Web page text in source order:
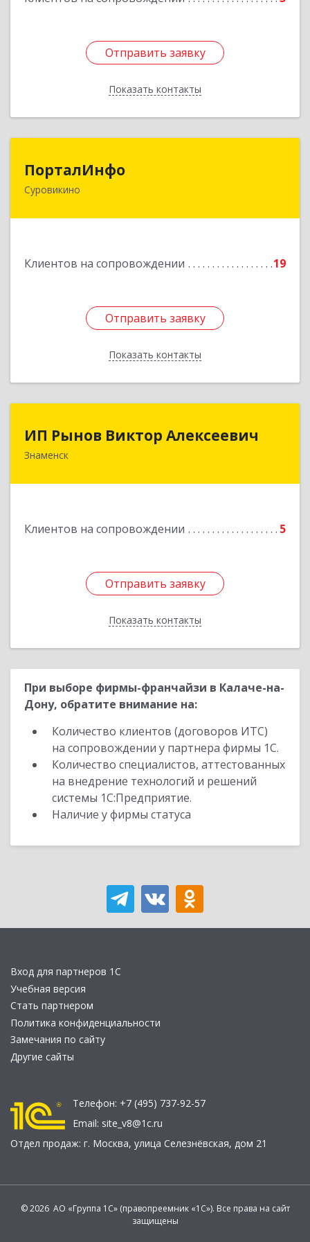
Отправить заявку
Показать контакты
Отправить заявку
Назад
ПорталИнфо
Суровикино
Клиентов на сопровождении 19
Отправить заявку
Показать контакты
404414, г.Суровкино Волгоградской обл. ул. 1-й
Отправить заявку
Назад
ИП Рынов Виктор Алексеевич
Знаменск
Клиентов на сопровождении 5
Отправить заявку
Показать контакты
Отправить заявку
Назад
При выборе фирмы-франчайзи в Калаче-на-
Дону, обратите внимание на:
Количество клиентов (договоров ИТС)
на сопровождении у партнера фирмы 1С.
Количество специалистов, аттестованных
на внедрение технологий и решений
системы 1С:Предприятие.
Наличие у фирмы статуса
Вход для партнеров 1С
Учебная версия
Стать партнером
Политика конфиденциальности
Замечания по сайту
Другие сайты
Телефон: +7 (495) 737-92-57
Email: site_v8@1c.ru
Отдел продаж: г. Москва, улица Селезнёвская, дом 21
© 2026 АО «Группа 1С» (правопреемник «1С»). Все права на сайт
защищены